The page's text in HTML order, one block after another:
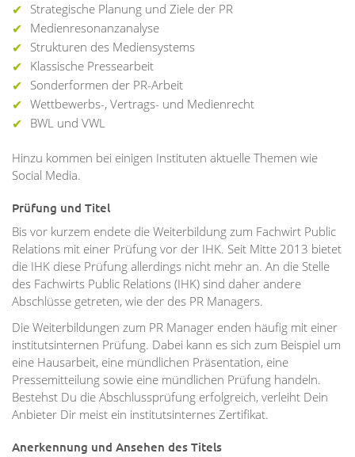
Strategische Planung und Ziele der PR
Medienresonanzanalyse
Strukturen des Mediensystems
Klassische Pressearbeit
Sonderformen der PR-Arbeit
Wettbewerbs-, Vertrags- und Medienrecht
BWL und VWL
Hinzu kommen bei einigen Instituten aktuelle Themen wie
Social Media.
Prüfung und Titel
Bis vor kurzem endete die Weiterbildung zum Fachwirt Public
Relations mit einer Prüfung vor der IHK. Seit Mitte 2013 bietet
die IHK diese Prüfung allerdings nicht mehr an. An die Stelle
des Fachwirts Public Relations (IHK) sind daher andere
Abschlüsse getreten, wie der des PR Managers.
Die Weiterbildungen zum PR Manager enden häufig mit einer
institutsinternen Prüfung. Dabei kann es sich zum Beispiel um
eine Hausarbeit, eine mündlichen Präsentation, eine
Pressemitteilung sowie eine mündlichen Prüfung handeln.
Bestehst Du die Abschlussprüfung erfolgreich, verleiht Dein
Anbieter Dir meist ein institutsinternes Zertifikat.
Anerkennung und Ansehen des Titels